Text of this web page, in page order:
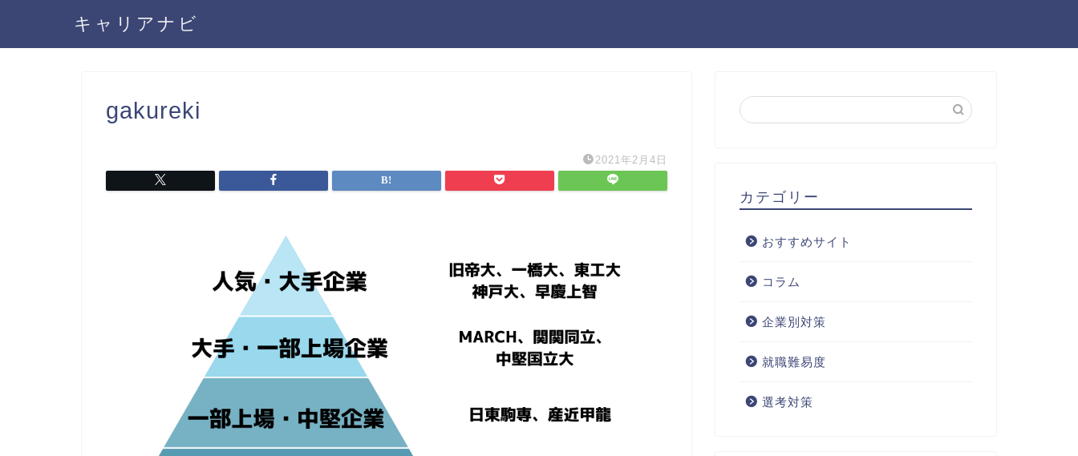
キャリアナビ
gakureki
2021年2月4日
カテゴリー
おすすめサイト
コラム
企業別対策
就職難易度
選考対策